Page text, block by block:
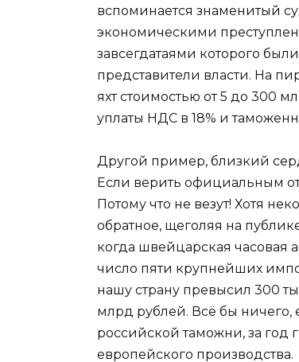
вспоминается знаменитый
экономическими
завсегдатаями которого
представители власти. На
яхт стоимостью от 5 до 300
уплаты НДС в 18% и
Другой пример, близкий
Если верить официальным
Потому что не везут! Хотя
обратное, щеголяя на
когда швейцарская часовая
число пяти крупнейших
нашу страну превысил 300
млрд рублей. Всё бы
российской таможни, за год
европейского производства.